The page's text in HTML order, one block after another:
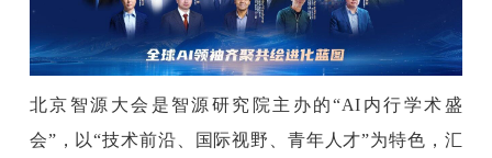
题
北京智源大会是智源研究院主办的“AI内行学术盛
会”，以“技术前沿、国际视野、青年人才”为特色，汇